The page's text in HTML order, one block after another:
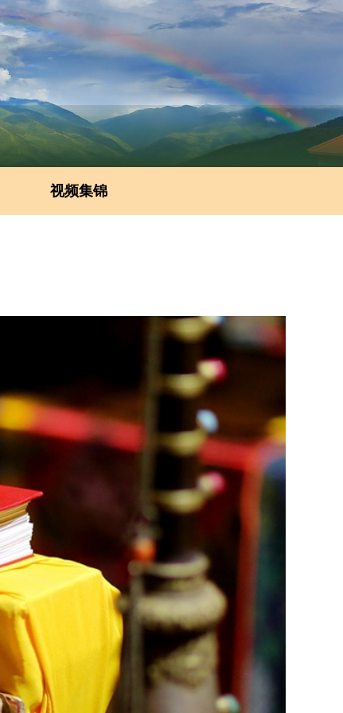
视频集锦